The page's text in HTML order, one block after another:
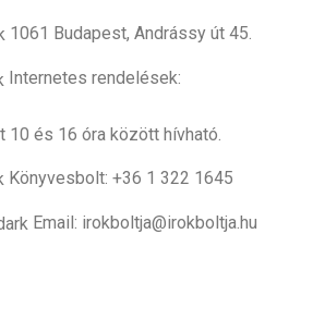
1061 Budapest, Andrássy út 45.
Internetes rendelések:
10 és 16 óra között hívható.
Könyvesbolt: +36 1 322 1645
Email: irokboltja@irokboltja.hu